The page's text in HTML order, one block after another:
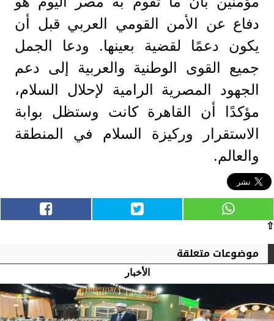
دفاع عن الأمن القومي العربي قبل أن
يكون دعمًا لقضية بعينها. ودعا الجمل
جميع القوى الوطنية والعربية إلى دعم
الجهود المصرية الرامية لإحلال السلام،
مؤكدًا أن القاهرة كانت وستظل بوابة
الاستقرار وركيزة السلام في المنطقة
والعالم.
⇧
موضوعات متعلقة
الأخبار